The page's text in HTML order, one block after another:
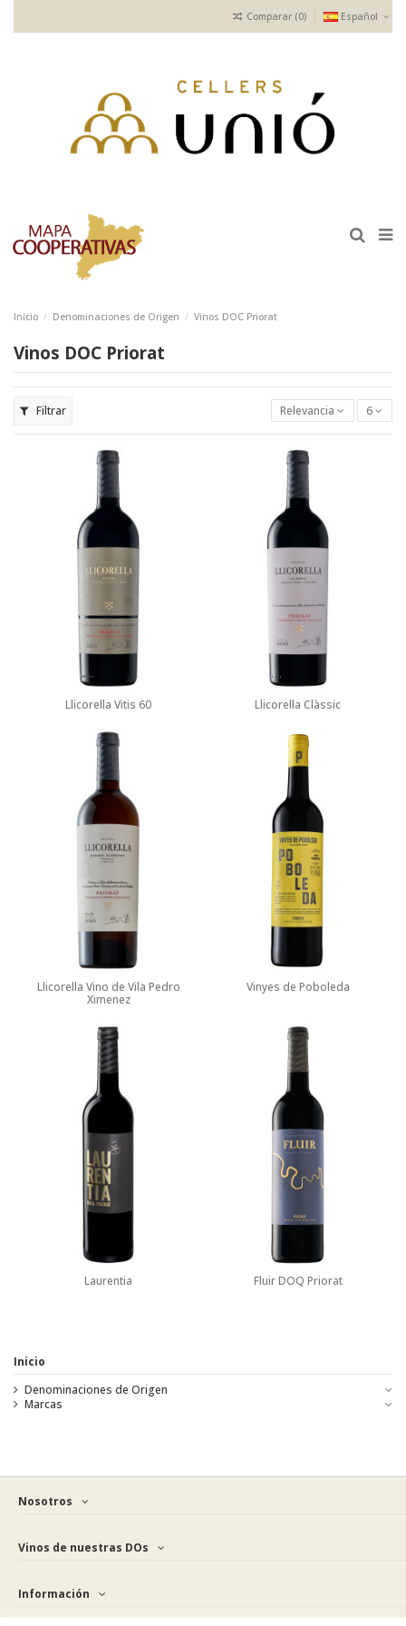
Comparar (0) Español
Inicio Denominaciones de Origen Vinos DOC Priorat
Vinos DOC Priorat
Filtrar Relevancia 6
Llicorella Vitis 60 Llicorella Clàssic
Llicorella Vino de Vila Pedro
Ximenez
Vinyes de Poboleda
Laurentia Fluir DOQ Priorat
Inicio
Denominaciones de Origen
Marcas
Nosotros
Vinos de nuestras DOs
Información